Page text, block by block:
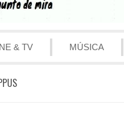
& TV MÚSICA